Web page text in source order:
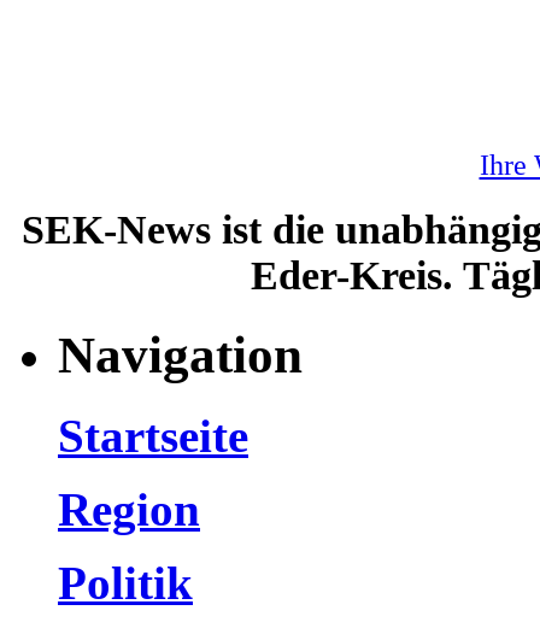
Ihre
SEK-News ist die
Eder-Kreis.
Navigation
Startseite
Region
Politik